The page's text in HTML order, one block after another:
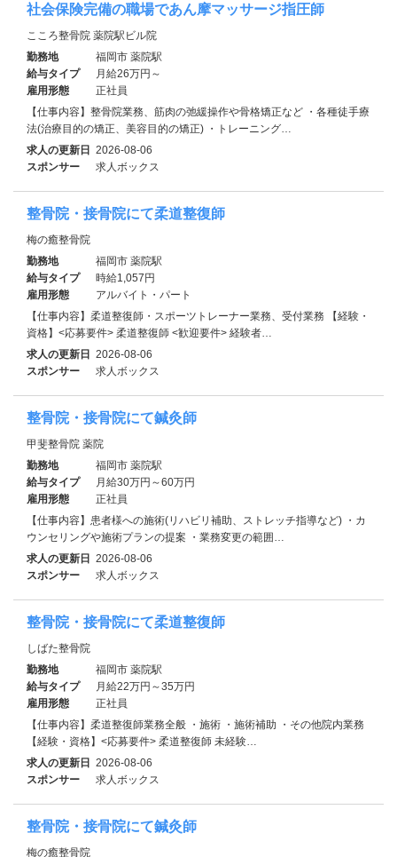
社会保険完備の職場であん摩マッサージ指圧師
こころ整骨院 薬院駅ビル院
勤務地
福岡市 薬院駅
給与タイプ
月給26万円～
雇用形態
正社員
【仕事内容】整骨院業務、筋肉の弛緩操作や骨格矯正など ・各種徒手療
法(治療目的の矯正、美容目的の矯正) ・トレーニング…
求人の更新日 2026-08-06
スポンサー
求人ボックス
整骨院・接骨院にて柔道整復師
梅の癒整骨院
勤務地
福岡市 薬院駅
給与タイプ
時給1,057円
雇用形態
アルバイト・パート
【仕事内容】柔道整復師・スポーツトレーナー業務、受付業務 【経験・
資格】<応募要件> 柔道整復師 <歓迎要件> 経験者…
求人の更新日 2026-08-06
スポンサー
求人ボックス
整骨院・接骨院にて鍼灸師
甲斐整骨院 薬院
勤務地
福岡市 薬院駅
給与タイプ
月給30万円～60万円
雇用形態
正社員
【仕事内容】患者様への施術(リハビリ補助、ストレッチ指導など) ・カ
ウンセリングや施術プランの提案 ・業務変更の範囲…
求人の更新日 2026-08-06
スポンサー
求人ボックス
整骨院・接骨院にて柔道整復師
しばた整骨院
勤務地
福岡市 薬院駅
給与タイプ
月給22万円～35万円
雇用形態
正社員
【仕事内容】柔道整復師業務全般 ・施術 ・施術補助 ・その他院内業務
【経験・資格】<応募要件> 柔道整復師 未経験…
求人の更新日 2026-08-06
スポンサー
求人ボックス
整骨院・接骨院にて鍼灸師
梅の癒整骨院